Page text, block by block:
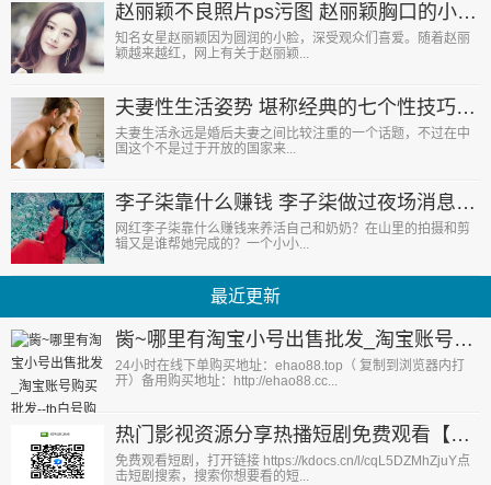
赵丽颖不良照片ps污图 赵丽颖胸口的小粉头险些走光泄露
知名女星赵丽颖因为圆润的小脸，深受观众们喜爱。随着赵丽
颖越来越红，网上有关于赵丽颖...
夫妻性生活姿势 堪称经典的七个性技巧（图）
夫妻生活永远是婚后夫妻之间比较注重的一个话题，不过在中
国这个不是过于开放的国家来...
李子柒靠什么赚钱 李子柒做过夜场消息被泄天仙形象尽毁
网红李子柒靠什么赚钱来养活自己和奶奶？在山里的拍摄和剪
辑又是谁帮她完成的？一个小小...
最近更新
胔~哪里有淘宝小号出售批发_淘宝账号购买批发--tb白号购买--淘宝小号购买平台
24小时在线下单购买地址：ehao88.top（ 复制到浏览器内打
开）备用购买地址：http://ehao88.cc...
热门影视资源分享热播短剧免费观看【持续更新】
免费观看短剧，打开链接 https://kdocs.cn/l/cqL5DZMhZjuY点
击短剧搜索，搜索你想要看的短...